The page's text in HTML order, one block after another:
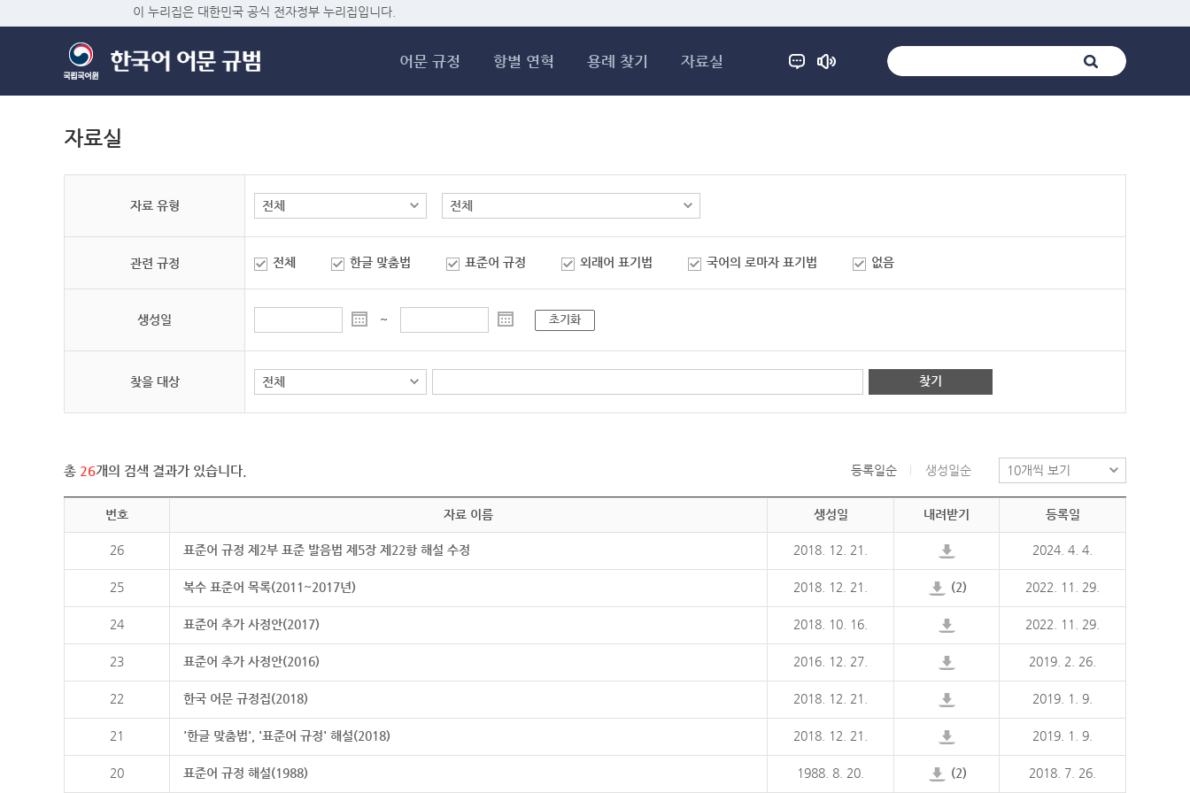
이 누리집은 대한민국 공식 전자정부 누리집입니다.
어문 규정 항별 연혁 용례 찾기 자료실
자료실
자료 유형
관련 규정 전체 한글 맞춤법 표준어 규정 외래어 표기법 국어의 로마자 표기법 없음
생성일 ~ 초기화
찾을 대상 찾기
총 26개의 검색 결과가 있습니다. 등록일순 생성일순
번호 자료 이름 생성일 내려받기 등록일
26 표준어 규정 제2부 표준 발음법 제5장 제22항 해설 수정 2018. 12. 21. 2024. 4. 4.
25 복수 표준어 목록(2011~2017년) 2018. 12. 21. (2) 2022. 11. 29.
24 표준어 추가 사정안(2017) 2018. 10. 16. 2022. 11. 29.
23 표준어 추가 사정안(2016) 2016. 12. 27. 2019. 2. 26.
22 한국 어문 규정집(2018) 2018. 12. 21. 2019. 1. 9.
21 '한글 맞춤법', '표준어 규정' 해설(2018) 2018. 12. 21. 2019. 1. 9.
20 표준어 규정 해설(1988) 1988. 8. 20. (2) 2018. 7. 26.